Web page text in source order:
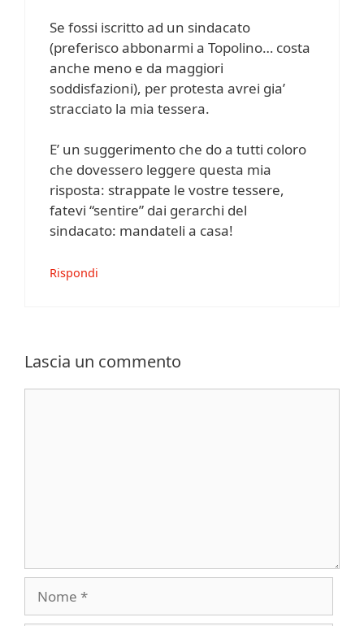
Se fossi iscritto ad un sindacato
(preferisco abbonarmi a Topolino… costa
anche meno e da maggiori
soddisfazioni), per protesta avrei gia’
stracciato la mia tessera.
E’ un suggerimento che do a tutti coloro
che dovessero leggere questa mia
risposta: strappate le vostre tessere,
fatevi “sentire” dai gerarchi del
sindacato: mandateli a casa!
Rispondi
Lascia un commento